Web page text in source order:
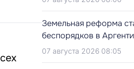
Земельная реформа
беспорядков в
07 августа 2026 08:05